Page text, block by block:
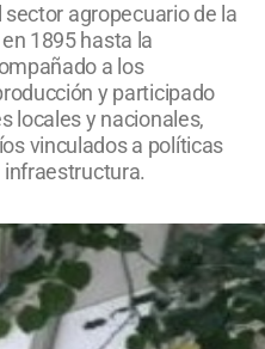
agropecuario de la
1895 hasta la
a los
y participado
locales y nacionales,
vinculados a políticas